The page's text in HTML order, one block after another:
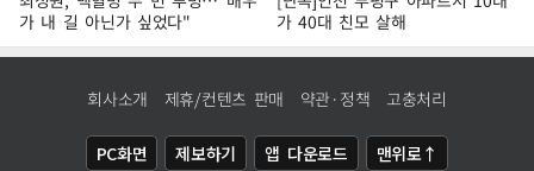
가 내 길 아닌가 싶었다"
가 40대 친모 살해
회사소개 제휴/컨텐츠 판매 약관·정책 고충처리
PC화면 제보하기 앱 다운로드 맨위로↑